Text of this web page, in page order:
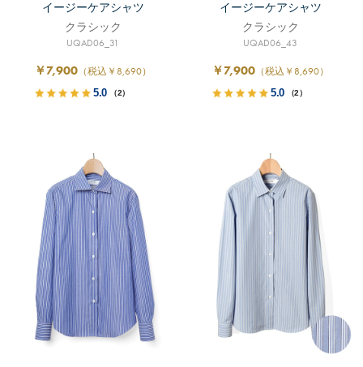
イージーケアシャツ
クラシック
UQAD06_31
￥7,900 （税込￥8,690）
5.0 （2）
イージーケアシャツ
クラシック
UQAD06_43
￥7,900 （税込￥8,690）
5.0 （2）